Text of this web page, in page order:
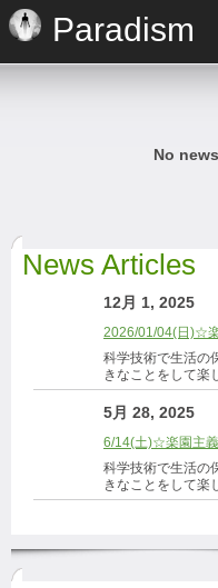
Paradism
No
News Articles
12月 1, 2025
2026/01/04(日)☆
科学技術で生活の
きなことをして楽
5月 28, 2025
6/14(土)☆楽園主
科学技術で生活の
きなことをして楽